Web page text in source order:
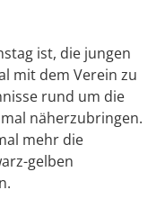
ist, die jungen
mit dem Verein zu
rund um die
näherzubringen.
mehr die
gelben